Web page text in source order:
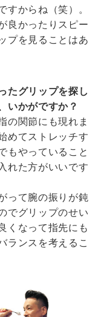
すからね（笑）。
良かったりスピー
プを見ることはあ
たグリップを探し
いかがですか？
の関節にも現れま
めてストレッチす
もやっていること
れた方がいいです
って腕の振りが鈍
でグリップのせい
くなって指先にも
ランスを考えるこ